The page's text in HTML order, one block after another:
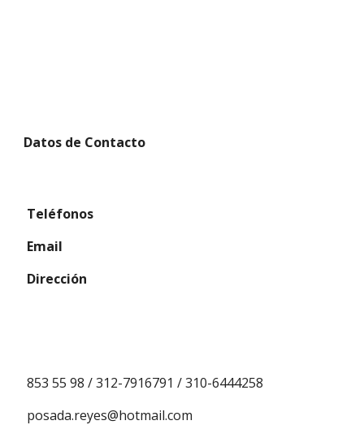
Datos de Contacto
Teléfonos
Email
Dirección
853 55 98 / 312-7916791 / 310-6444258
posada.reyes@hotmail.com